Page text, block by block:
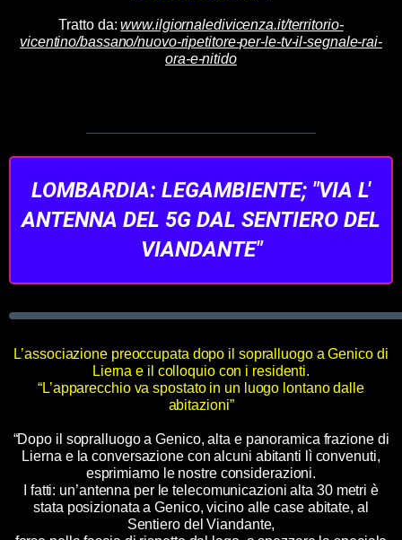
Tratto da:www.ilgiornaledivicenza.it/territorio-
vicentino/bassano/nuovo-ripetitore-per-le-tv-il-segnale-rai-
ora-e-nitido
LOMBARDIA: LEGAMBIENTE; "VIA L'
ANTENNA DEL 5G DAL SENTIERO DEL
VIANDANTE"
L’associazione preoccupata dopo il sopralluogo a Genico di
Lierna e il colloquio con i residenti.
“L’apparecchio va spostato in un luogo lontano dalle
abitazioni”
“Dopo il sopralluogo a Genico, alta e panoramica frazione di
Lierna e la conversazione con alcuni abitanti lì convenuti,
esprimiamo le nostre considerazioni.
I fatti: un’antenna per le telecomunicazioni alta 30 metri è
stata posizionata a Genico, vicino alle case abitate, al
Sentiero del Viandante,